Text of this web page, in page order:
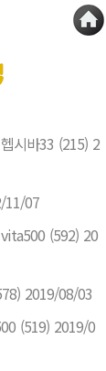
헵시바33 (215) 2
11/07
vita500 (592) 20
2019/08/03
(519) 2019/0